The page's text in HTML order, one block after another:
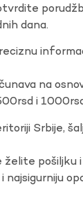
dana.
na
i
Srbije,
želite pošiljku
najsigurniju